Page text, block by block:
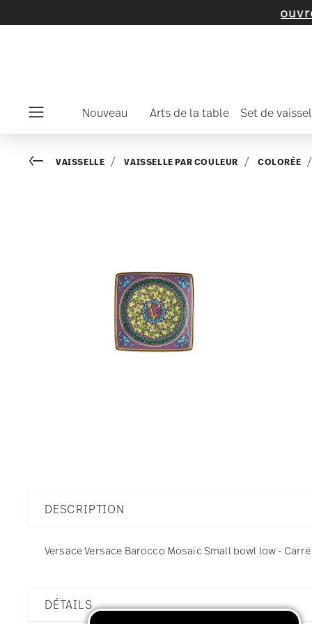
découvrez
Nouveau Arts de la table Set de
Go backVAISSELLE VAISSELLE PAR COULEUR COLORÉE
DESCRIPTION
Versace Versace Barocco Mosaic Small bowl low -
DÉTAILS